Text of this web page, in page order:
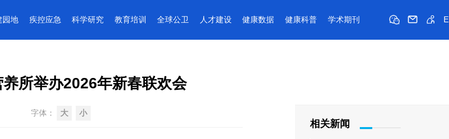
园地 疾控应急 科学研究 教育培训 全球公卫 人才建设 健康数据 健康科普 学术期刊
所举办2026年新春联欢会
字体： 大 小
相关新闻